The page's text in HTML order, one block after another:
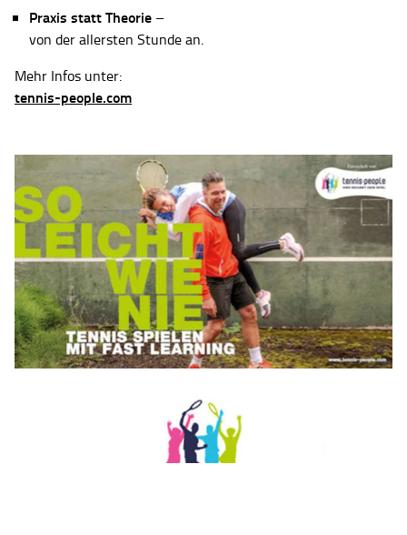
Praxis statt Theorie –
von der allersten Stunde an.
Mehr Infos unter:
tennis-people.com